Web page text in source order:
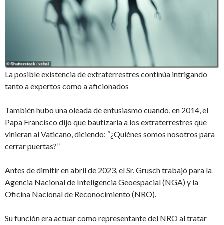
La posible existencia de extraterrestres continúa intrigando
tanto a expertos como a aficionados
También hubo una oleada de entusiasmo cuando, en 2014, el
Papa Francisco dijo que bautizaría a los extraterrestres que
vinieran al Vaticano, diciendo: “¿Quiénes somos nosotros para
cerrar puertas?”
Antes de dimitir en abril de 2023, el Sr. Grusch trabajó para la
Agencia Nacional de Inteligencia Geoespacial (NGA) y la
Oficina Nacional de Reconocimiento (NRO).
Su función era actuar como representante del NRO al tratar